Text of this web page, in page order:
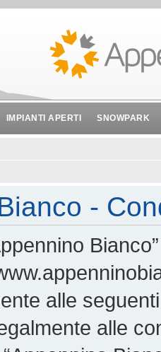
IMPIANTI APERTI SNOWPARK
-
alle
alle